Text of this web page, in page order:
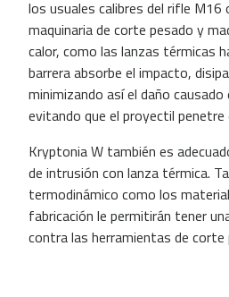
los usuales calibres del rifle M16
maquinaria de corte pesado y
calor, como las lanzas térmicas
barrera absorbe el impacto,
minimizando así el daño
evitando que el proyectil penetre
Kryptonia W también es
de intrusión con lanza térmica.
termodinámico como los
fabricación le permitirán tener
contra las herramientas de corte